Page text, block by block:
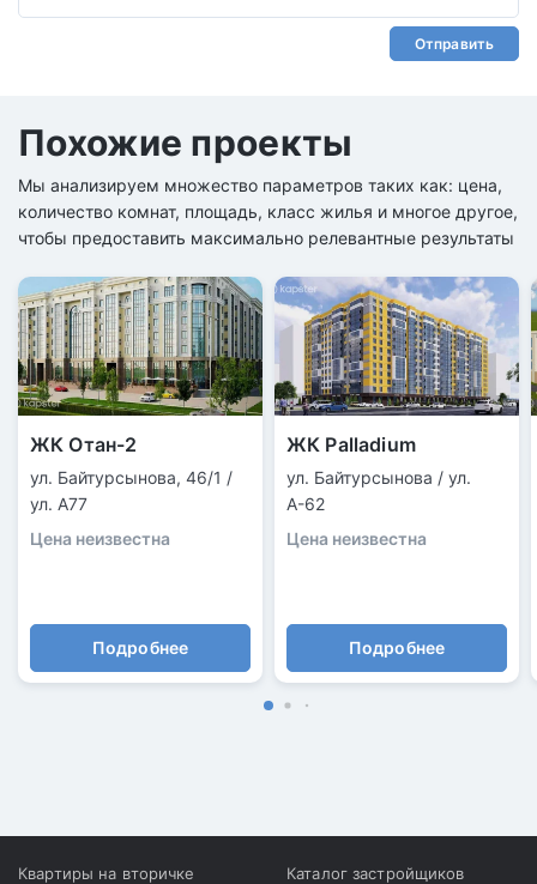
Отправить
Похожие проекты
Мы анализируем множество параметров таких как: цена,
количество комнат, площадь, класс жилья и многое другое,
чтобы предоставить максимально релевантные результаты
ЖК Отан-2
ул. Байтурсынова, 46/1 /
ул. А77
Цена неизвестна
Подробнее
ЖК Palladium
ул. Байтурсынова / ул.
А-62
Цена неизвестна
Подробнее
Квартиры на вторичке
Каталог застройщиков